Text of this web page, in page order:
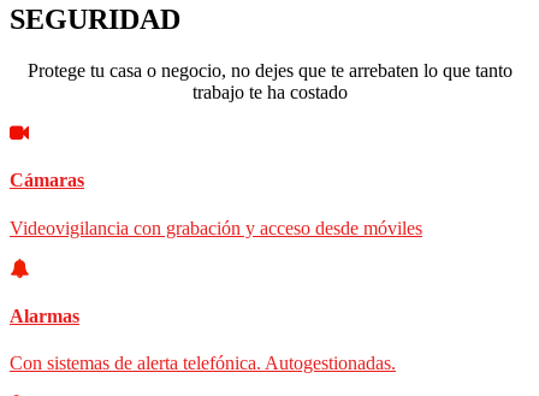
SEGURIDAD
Protege tu casa o negocio, no dejes que te arrebaten lo que tanto
trabajo te ha costado
Cámaras
Videovigilancia con grabación y acceso desde móviles
Alarmas
Con sistemas de alerta telefónica. Autogestionadas.